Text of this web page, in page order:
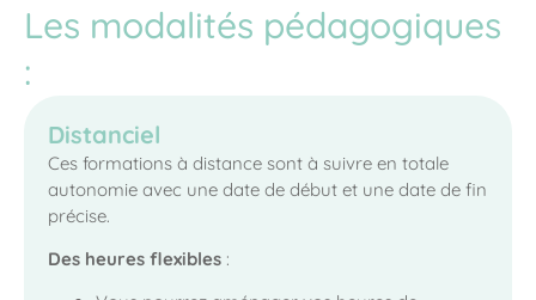
Les modalités pédagogiques
:
Distanciel
Ces formations à distance sont à suivre en totale
autonomie avec une date de début et une date de fin
précise.
Des heures flexibles :